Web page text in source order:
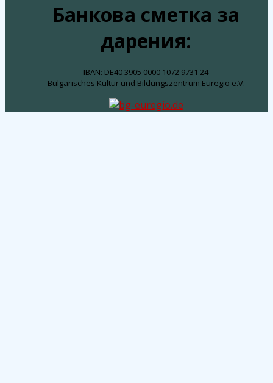
Банкова сметка за
дарения:
IBAN: DE40 3905 0000 1072 9731 24
Bulgarisches Kultur und Bildungszentrum Euregio e.V.